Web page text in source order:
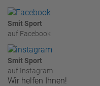
Smit Sport
auf Facebook
Smit Sport
auf Instagram
Wir helfen Ihnen!